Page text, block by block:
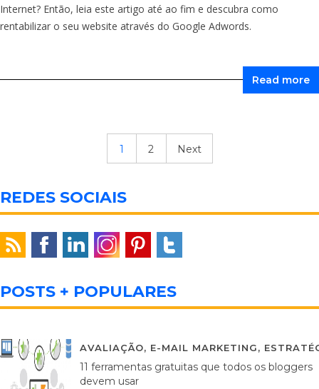
Internet? Então, leia este artigo até ao fim e descubra como
rentabilizar o seu website através do Google Adwords.
Read more
1 2 Next
REDES SOCIAIS
POSTS + POPULARES
AVALIAÇÃO, E-MAIL MARKETING,
11 ferramentas gratuitas que todos os bloggers
devem usar